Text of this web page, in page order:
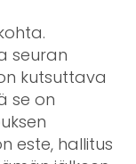
seuran
kutsuttava
se on
este, hallitus